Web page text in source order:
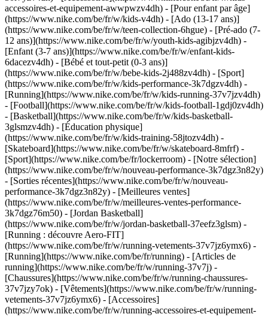
accessoires-et-equipement-awwpwzv4dh) - [Pour enfant par âge]
(https://www.nike.com/be/fr/w/kids-v4dh) - [Ado (13-17 ans)]
(https://www.nike.com/be/fr/w/teen-collection-6hgue) - [Pré-ado (7-
12 ans)](https://www.nike.com/be/fr/w/youth-kids-agibjzv4dh) -
[Enfant (3-7 ans)](https://www.nike.com/be/fr/w/enfant-kids-
6dacezv4dh) - [Bébé et tout-petit (0-3 ans)]
(https://www.nike.com/be/fr/w/bebe-kids-2j488zv4dh) - [Sport]
(https://www.nike.com/be/fr/w/kids-performance-3k7dgzv4dh) -
[Running](https://www.nike.com/be/fr/w/kids-running-37v7jzv4dh)
- [Football](https://www.nike.com/be/fr/w/kids-football-1gdj0zv4dh)
- [Basketball](https://www.nike.com/be/fr/w/kids-basketball-
3glsmzv4dh) - [Éducation physique]
(https://www.nike.com/be/fr/w/kids-training-58jtozv4dh) -
[Skateboard](https://www.nike.com/be/fr/w/skateboard-8mfrf) -
[Sport](https://www.nike.com/be/fr/lockerroom) - [Notre sélection]
(https://www.nike.com/be/fr/w/nouveau-performance-3k7dgz3n82y)
- [Sorties récentes](https://www.nike.com/be/fr/w/nouveau-
performance-3k7dgz3n82y) - [Meilleures ventes]
(https://www.nike.com/be/fr/w/meilleures-ventes-performance-
3k7dgz76m50) - [Jordan Basketball]
(https://www.nike.com/be/fr/w/jordan-basketball-37eefz3glsm) -
[Running : découvre Aero-FIT]
(https://www.nike.com/be/fr/w/running-vetements-37v7jz6ymx6) -
[Running](https://www.nike.com/be/fr/running) - [Articles de
running](https://www.nike.com/be/fr/w/running-37v7j) -
[Chaussures](https://www.nike.com/be/fr/w/running-chaussures-
37v7jzy7ok) - [Vêtements](https://www.nike.com/be/fr/w/running-
vetements-37v7jz6ymx6) - [Accessoires]
(https://www.nike.com/be/fr/w/running-accessoires-et-equipement-